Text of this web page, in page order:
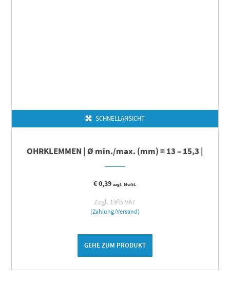
SCHNELLANSICHT
OHRKLEMMEN | Ø min./max. (mm) = 13 – 15,3 |
€0,39 zzgl. MwSt.
Zzgl. 19% VAT
(Zahlung/Versand)
GEHE ZUM PRODUKT